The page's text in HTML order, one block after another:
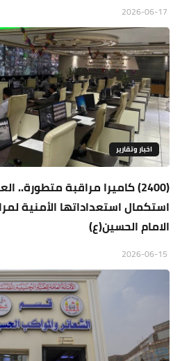
اخبار وتقارير
(2400) كاميرا مراقبة متطورة..
استكمال استعداداتها الأمنية
الامام الحسين(ع)